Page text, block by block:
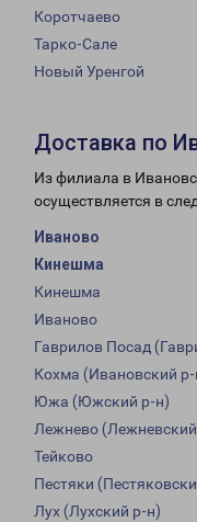
Коротчаево
Тарко-Сале
Новый Уренгой
Доставка по
Из филиала в
осуществляется в
Иваново
Кинешма
Кинешма
Иваново
Гаврилов Посад
Кохма (Ивановский р-
Южа (Южский р-н)
Лежнево
Тейково
Пестяки
Лух (Лухский р-н)